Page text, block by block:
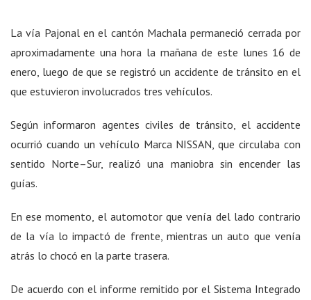
La vía Pajonal en el cantón Machala permaneció cerrada por
aproximadamente una hora la mañana de este lunes 16 de
enero, luego de que se registró un accidente de tránsito en el
que estuvieron involucrados tres vehículos.
Según informaron agentes civiles de tránsito, el accidente
ocurrió cuando un vehículo Marca NISSAN, que circulaba con
sentido Norte–Sur, realizó una maniobra sin encender las
guías.
En ese momento, el automotor que venía del lado contrario
de la vía lo impactó de frente, mientras un auto que venía
atrás lo chocó en la parte trasera.
De acuerdo con el informe remitido por el Sistema Integrado